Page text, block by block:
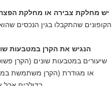
יש מחלקת צבירה או מחלקת
הקופונים שהתקבלו בגין הנכסים
הנגיש את הקרן במטבעות
שיעורים במטבעות שונים (הקרן
או מגודרת (הקרן משתמשת